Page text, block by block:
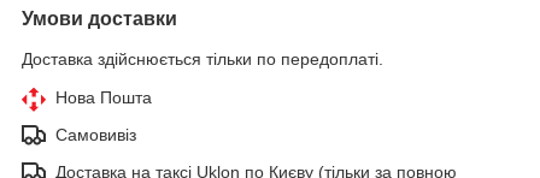
Умови доставки
Доставка здійснюється тільки по передоплаті.
Нова Пошта
Самовивіз
Доставка на таксі Uklon по Києву (тільки за повною